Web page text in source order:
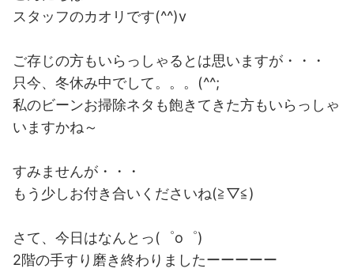
スタッフのカオリです(^^)v
ご存じの方もいらっしゃるとは思いますが・・・
只今、冬休み中でして。。。(^^;
私のビーンお掃除ネタも飽きてきた方もいらっしゃ
いますかね～
すみませんが・・・
もう少しお付き合いくださいね(≧▽≦)
さて、今日はなんとっ(゜o゜)
2階の手すり磨き終わりましたーーーーー